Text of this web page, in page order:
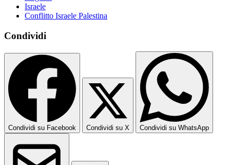
Israele
Conflitto Israele Palestina
Condividi
Condividi su Facebook Condividi su X Condividi su WhatsApp